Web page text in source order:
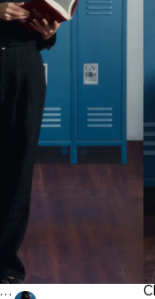
Pantalon tiro alto recto para mujer